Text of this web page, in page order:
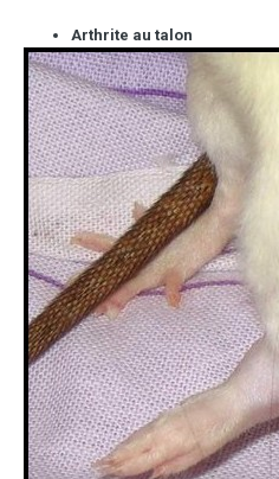
Arthrite au talon